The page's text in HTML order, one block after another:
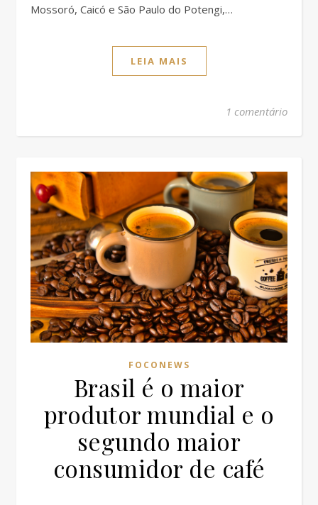
Mossoró, Caicó e São Paulo do Potengi,…
LEIA MAIS
1 comentário
FOCONEWS
Brasil é o maior
produtor mundial e o
segundo maior
consumidor de café